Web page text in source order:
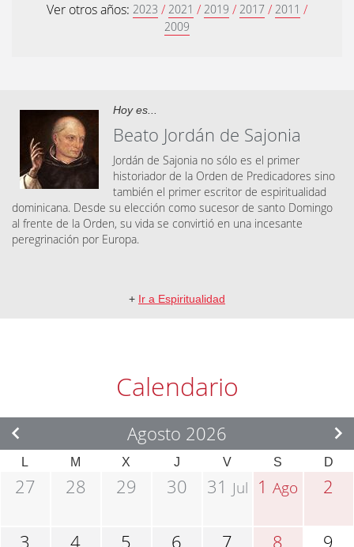
Ver otros años: 2023 / 2021 / 2019 / 2017 / 2011 /
2009
Hoy es...
Beato Jordán de Sajonia
Jordán de Sajonia no sólo es el primer
historiador de la Orden de Predicadores sino
también el primer escritor de espiritualidad
dominicana. Desde su elección como sucesor de santo Domingo
al frente de la Orden, su vida se convirtió en una incesante
peregrinación por Europa.
+ Ir a Espiritualidad
Calendario
Agosto 2026
L M X J V S D
27 28 29 30 31 Jul 1Ago 2
3 4 5 6 7 8 9